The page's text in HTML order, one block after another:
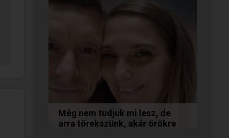
Még nem tudjuk mi lesz, de
arra törekszünk, akár örökre